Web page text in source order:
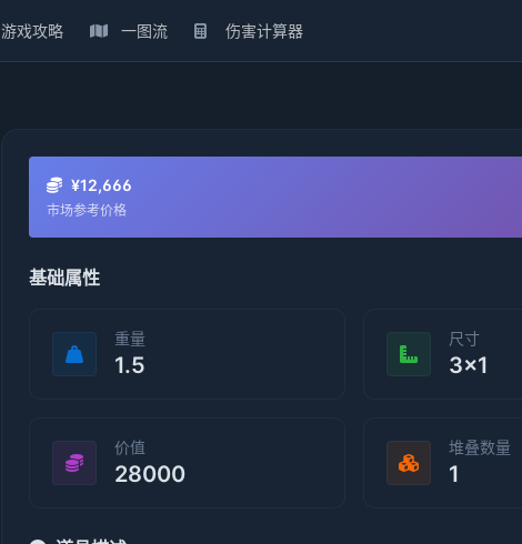
游戏攻略 一图流 伤害计算器
¥12,666
市场参考价格
基础属性
重量
1.5
尺寸
3×1
价值
28000
堆叠数量
1